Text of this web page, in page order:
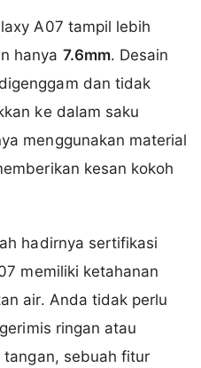
A07 tampil lebih
hanya 7.6mm. Desain
dan tidak
ke dalam saku
menggunakan material
kesan kokoh
hadirnya sertifikasi
memiliki ketahanan
air. Anda tidak perlu
ringan atau
tangan, sebuah fitur